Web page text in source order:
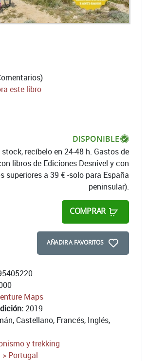
este libro
DISPONIBLE
recíbelo en 24-48 h. Gastos de
libros de Ediciones Desnivel y con
superiores a 39 € -solo para España
peninsular).
COMPRAR
AÑADIR A FAVORITOS
Maps
2019
Castellano, Francés, Inglés,
y trekking
> Portugal